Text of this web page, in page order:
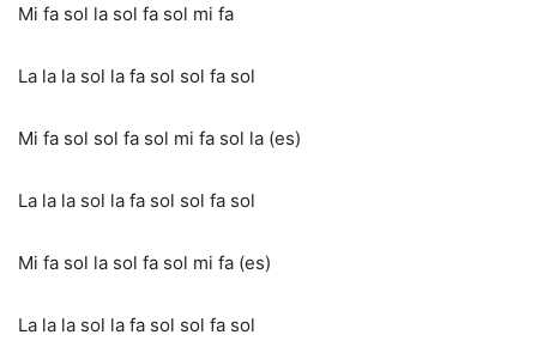
Mi fa sol la sol fa sol mi fa
La la la sol la fa sol sol fa sol
Mi fa sol sol fa sol mi fa sol la (es)
La la la sol la fa sol sol fa sol
Mi fa sol la sol fa sol mi fa (es)
La la la sol la fa sol sol fa sol